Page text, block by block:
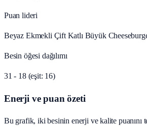
Puan lideri
Beyaz Ekmekli Çift Katlı Büyük
Besin öğesi dağılımı
31 - 18 (eşit: 16)
Enerji ve puan özeti
Bu grafik, iki besinin enerji ve kalite puanını